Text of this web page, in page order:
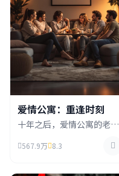
爱情公寓：重逢时刻
十年之后，爱情公寓的老住
人生抉择，友情与爱情在时
567.9万 8.3